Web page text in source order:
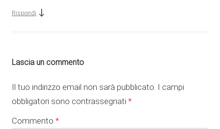
Rispondi ↓
Lascia un commento
Il tuo indirizzo email non sarà pubblicato. I campi
obbligatori sono contrassegnati *
Commento *